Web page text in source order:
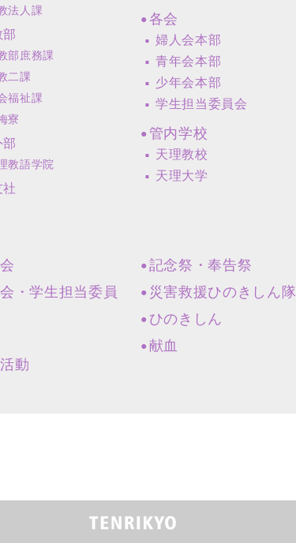
法人課
部
部庶務課
二課
福祉課
寮
部
教語学院
社
各会
婦人会本部
青年会本部
少年会本部
学生担当委員会
管内学校
天理教校
天理大学
・学生担当委員
動
記念祭・奉告祭
災害救援ひのきしん隊
ひのきしん
献血